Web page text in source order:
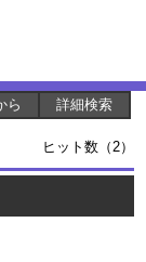
ら 詳細検索
ヒット数（2）